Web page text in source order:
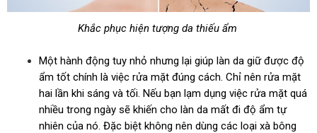
Khắc phục hiện tượng da thiếu ẩm
Một hành động tuy nhỏ nhưng lại giúp làn da giữ được độ
ẩm tốt chính là việc rửa mặt đúng cách. Chỉ nên rửa mặt
hai lần khi sáng và tối. Nếu bạn lạm dụng việc rửa mặt quá
nhiều trong ngày sẽ khiến cho làn da mất đi độ ẩm tự
nhiên của nó. Đặc biệt không nên dùng các loại xà bông